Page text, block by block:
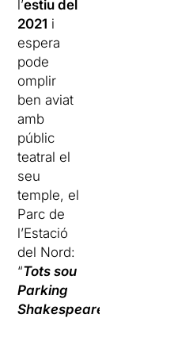
l’estiu del
2021 i
espera
pode
omplir
ben aviat
amb
públic
teatral el
seu
temple, el
Parc de
l’Estació
del Nord:
“Tots sou
Parking
Shakespeare